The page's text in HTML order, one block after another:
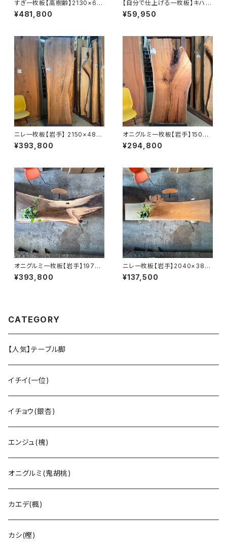
すぎ一枚板【高樹齢】2130×68
0~1020×65㎜【オイル塗装 仕
上げ済み】
¥481,800
【自分で仕上げる一枚板】キハダ
【岩手】1620×380~480×37
㎜【プレーナー仕上げ＆木口カッ
¥59,950
ニレ一枚板【岩手】 2150×480
~740×55㎜【オイル塗装 仕上
げ済み】
¥393,800
オニグルミ一枚板【岩手】1500×
370~700×69㎜【オイル塗装
仕上げ済み】
¥294,800
オニグルミ一枚板【岩手】1970×
220~640×57㎜【オイル塗装
仕上げ済み】
¥393,800
ニレ一枚板【岩手】2040×380
~610×47㎜【オイル塗装 仕上
げ済み】
¥137,500
CATEGORY
【人気】テーブル脚
イチイ(一位)
イチョウ(銀杏)
エンジュ(槐)
オニグルミ(鬼胡桃)
カエデ(楓)
カシ(樫)